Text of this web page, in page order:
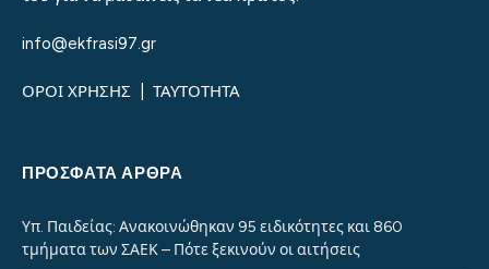
info@ekfrasi97.gr
ΟΡΟΙ ΧΡΗΣΗΣ ΤΑΥΤΟΤΗΤΑ
ΠΡΌΣΦΑΤΑ ΆΡΘΡΑ
Υπ. Παιδείας: Ανακοινώθηκαν 95 ειδικότητες και 860
τμήματα των ΣΑΕΚ – Πότε ξεκινούν οι αιτήσεις